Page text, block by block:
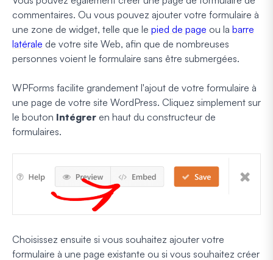
commentaires. Ou vous pouvez ajouter votre formulaire à
une zone de widget, telle que le pied de page ou la barre
latérale de votre site Web, afin que de nombreuses
personnes voient le formulaire sans être submergées.
WPForms facilite grandement l'ajout de votre formulaire à
une page de votre site WordPress. Cliquez simplement sur
le bouton Intégrer en haut du constructeur de
formulaires.
Choisissez ensuite si vous souhaitez ajouter votre
formulaire à une page existante ou si vous souhaitez créer